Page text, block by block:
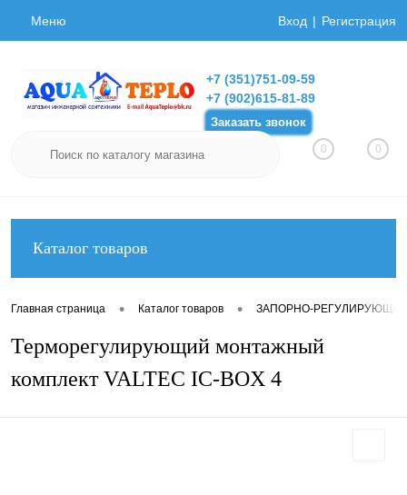
Меню Вход Регистрация
+7 (351)751-09-59
+7 (902)615-81-89
Заказать звонок
0 0
Каталог товаров
Главная страница • Каталог товаров • ЗАПОРНО-
Терморегулирующий монтажный
комплект VALTEC IC-BOX 4